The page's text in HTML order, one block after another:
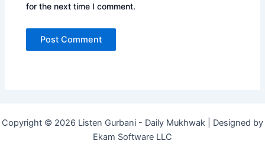
for the next time I comment.
Copyright © 2026 Listen Gurbani - Daily Mukhwak | Designed by
Ekam Software LLC